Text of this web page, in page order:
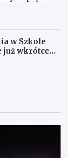
w Szkole
już wkrótce